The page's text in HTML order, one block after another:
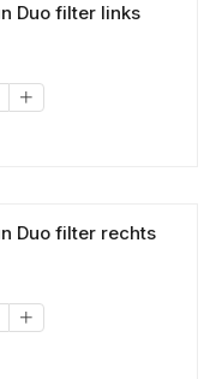
Duo filter links
Duo filter rechts